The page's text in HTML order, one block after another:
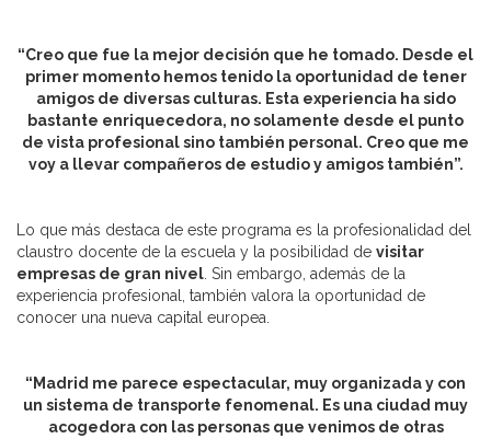
“Creo que fue la mejor decisión que he tomado. Desde el
primer momento hemos tenido la oportunidad de tener
amigos de diversas culturas. Esta experiencia ha sido
bastante enriquecedora, no solamente desde el punto
de vista profesional sino también personal. Creo que me
voy a llevar compañeros de estudio y amigos también”.
Lo que más destaca de este programa es la profesionalidad del
claustro docente de la escuela y la posibilidad de visitar
empresas de gran nivel. Sin embargo, además de la
experiencia profesional, también valora la oportunidad de
conocer una nueva capital europea.
“Madrid me parece espectacular, muy organizada y con
un sistema de transporte fenomenal. Es una ciudad muy
acogedora con las personas que venimos de otras